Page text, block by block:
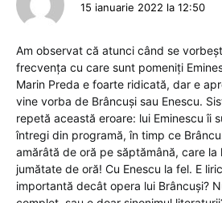
15 ianuarie 2022 la 12:50
Am observat că atunci când se
frecvența cu care sunt pomeniți
Marin Preda e foarte ridicată, dar e
vine vorba de Brâncuși sau Enescu.
repetă această eroare: lui Eminescu îi
întregi din programă, în timp ce
amărâtă de oră pe săptămână, care
jumătate de oră! Cu Enescu la fel. E
importantă decât opera lui Brâncuși?